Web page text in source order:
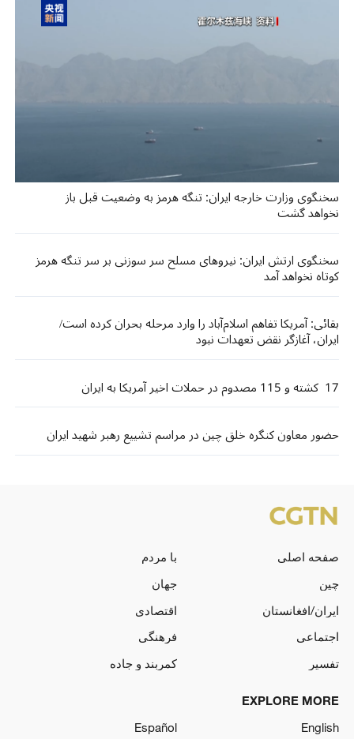
سخنگوی وزارت خارجه ایران: تنگه هرمز به وضعیت قبل باز
نخواهد گشت
سخنگوی ارتش ایران: نیروهای مسلح سر سوزنی بر سر تنگه هرمز
کوتاه نخواهد آمد
بقائی: آمریکا تفاهم اسلام‌آباد را وارد مرحله بحران کرده است/
ایران، آغازگر نقض تعهدات نبود
17 کشته و 115 مصدوم در حملات اخیر آمریکا به ایران
حضور معاون کنگره خلق چین در مراسم تشییع رهبر شهید ایران
صفحه اصلی
با مردم
چین
جهان
ایران/افغانستان
اقتصادی
اجتماعی
فرهنگی
تفسیر
کمربند و جاده
EXPLORE MORE
English
Español